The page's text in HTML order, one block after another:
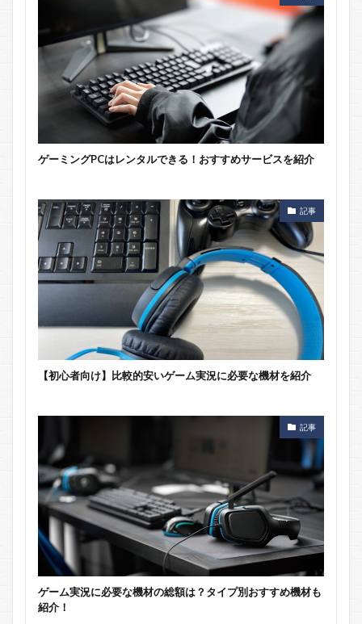
ゲーミングPCはレンタルできる！おすすめサービスを紹介
記事
【初心者向け】比較的安いゲーム実況に必要な機材を紹介
記事
ゲーム実況に必要な機材の総額は？タイプ別おすすめ機材も
紹介！